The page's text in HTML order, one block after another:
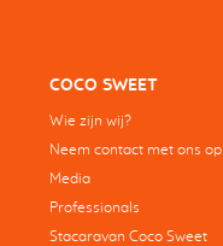
COCO SWEET
Wie zijn wij?
Neem contact met ons op
Media
Professionals
Stacaravan Coco Sweet